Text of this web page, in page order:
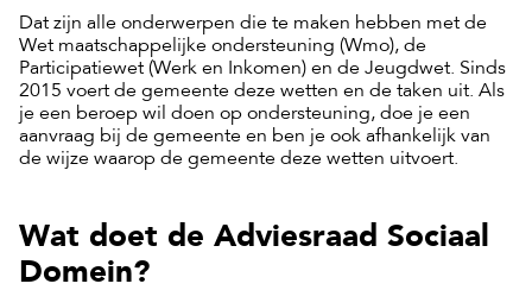
Dat zijn alle onderwerpen die te maken hebben met de
Wet maatschappelijke ondersteuning (Wmo), de
Participatiewet (Werk en Inkomen) en de Jeugdwet. Sinds
2015 voert de gemeente deze wetten en de taken uit. Als
je een beroep wil doen op ondersteuning, doe je een
aanvraag bij de gemeente en ben je ook afhankelijk van
de wijze waarop de gemeente deze wetten uitvoert.
Wat doet de Adviesraad Sociaal
Domein?